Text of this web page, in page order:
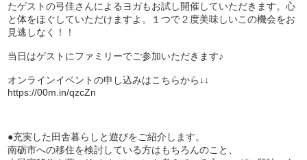
たゲストの弓佳さんによるヨガもお試し開催していただきます。心
と体をほぐしていただけますよ。１つで２度美味しいこの機会をお
見逃しなく！！
当日はゲストにファミリーでご参加いただきます♪
オンラインイベントの申し込みはこちらから↓↓
https://00m.in/qzcZn
●充実した田舎暮らしと遊びをご紹介します。
南砺市への移住を検討している方はもちろんのこと、